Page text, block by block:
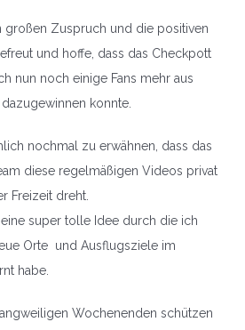
großen Zuspruch und die positiven
und hoffe, dass das Checkpott
nun noch einige Fans mehr aus
konnte.
nochmal zu erwähnen, dass das
diese regelmäßigen Videos privat
Freizeit dreht.
super tolle Idee durch die ich
Orte und Ausflugsziele im
habe.
Wochenenden schützen